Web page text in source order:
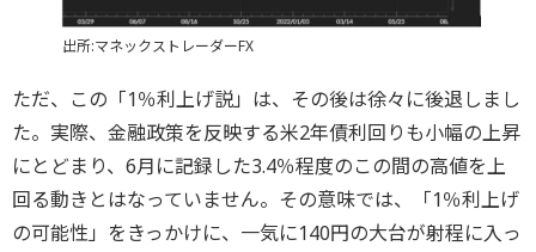
出所:マネックストレーダーFX
ただ、この「1％利上げ説」は、その後は徐々に後退しまし
た。実際、金融政策を反映する米2年債利回りも小幅の上昇
にとどまり、6月に記録した3.4％程度のこの間の高値を上
回る動きとはなっていません。その意味では、「1％利上げ
の可能性」をきっかけに、一気に140円の大台が射程に入っ